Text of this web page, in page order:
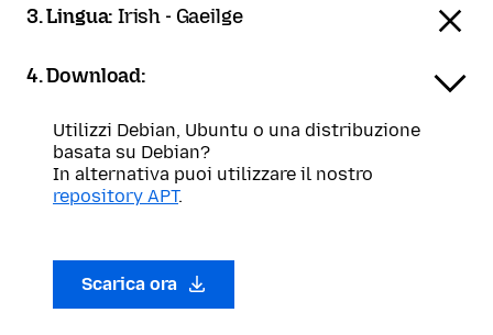
3. Lingua:Irish - Gaeilge
4. Download:
Utilizzi Debian, Ubuntu o una distribuzione
basata su Debian?
In alternativa puoi utilizzare il nostro
repository APT.
Scarica ora